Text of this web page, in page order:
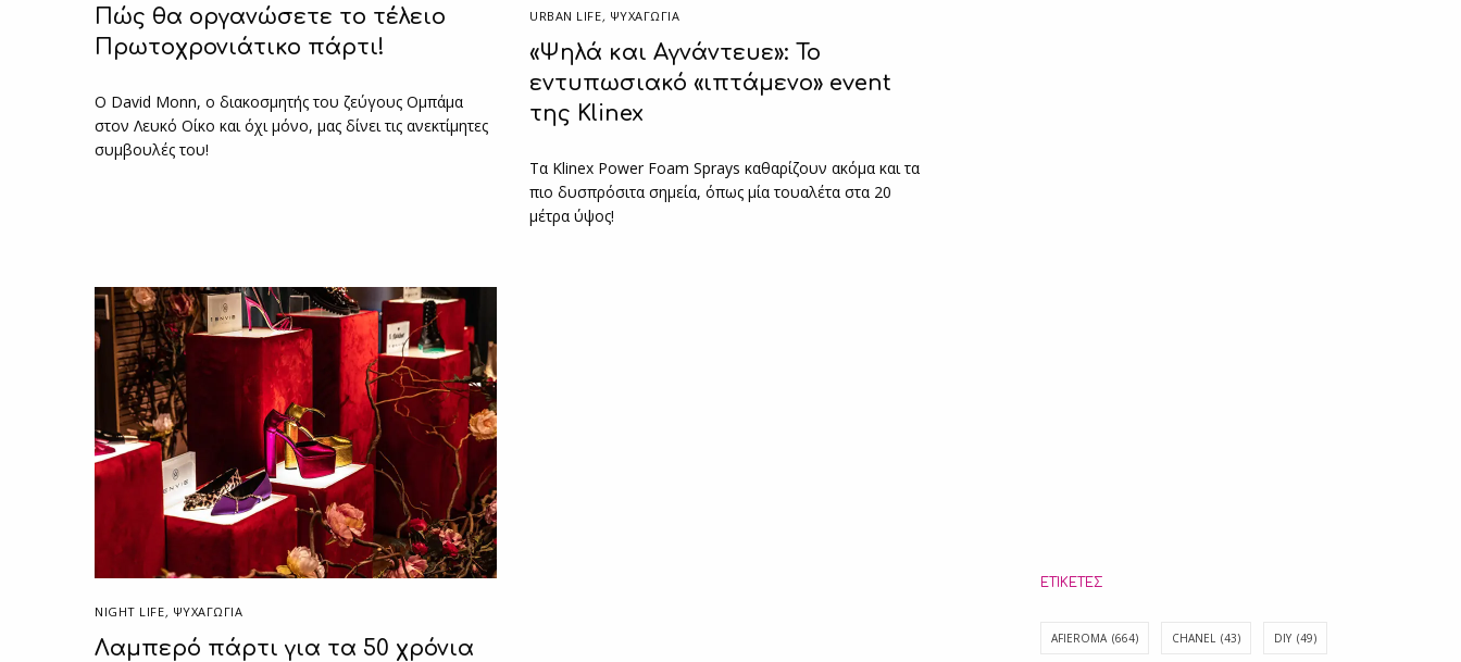
Πώς θα οργανώσετε το τέλειο
Πρωτοχρονιάτικο πάρτι!
Ο David Monn, ο διακοσμητής του ζεύγους Ομπάμα
στον Λευκό Οίκο και όχι μόνο, μας δίνει τις ανεκτίμητες
συμβουλές του!
URBAN LIFE, ΨΥΧΑΓΩΓΙΑ
«Ψηλά και Αγνάντευε»: To
εντυπωσιακό «ιπτάμενο» event
της Klinex
Tα Klinex Power Foam Sprays καθαρίζουν ακόμα και τα
πιο δυσπρόσιτα σημεία, όπως μία τουαλέτα στα 20
μέτρα ύψος!
NIGHT LIFE, ΨΥΧΑΓΩΓΙΑ
Λαμπερό πάρτι για τα 50 χρόνια
ΕΤΙΚΈΤΕΣ
AFIEROMA (664) CHANEL (43) DIY (49)